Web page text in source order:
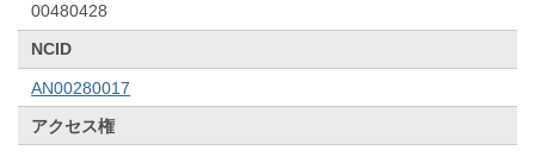
00480428
NCID
AN00280017
アクセス権